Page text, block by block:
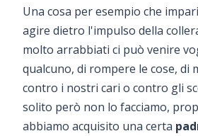
Una cosa per esempio che
agire dietro l'impulso della
molto arrabbiati ci può venire
qualcuno, di rompere le cose, di
contro i nostri cari o contro gli
solito però non lo facciamo,
abbiamo acquisito una certa